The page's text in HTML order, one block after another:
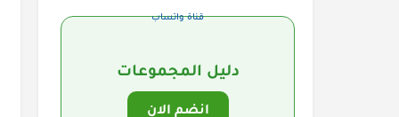
قناة واتساب
دليل المجموعات
انضم الان